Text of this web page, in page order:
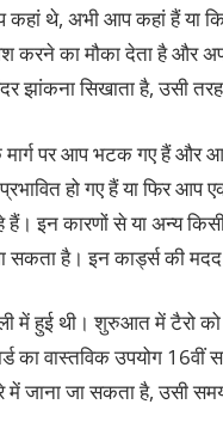
कहां थे, अभी आप कहां हैं
करने का मौका देता है और
सिखाता है, उसी
पर आप भटक गए हैं और
हो गए हैं या फिर आप
हैं। इन कारणों से या अन्‍य
सकता है। इन कार्ड्स की
में हुई थी। शुरुआत में टैरो
का वास्तविक उपयोग
में जाना जा सकता है, उसी